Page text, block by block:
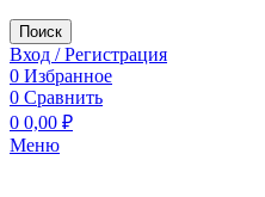
Поиск
Вход / Регистрация
0 Избранное
0 Сравнить
0 0,00 ₽
Меню